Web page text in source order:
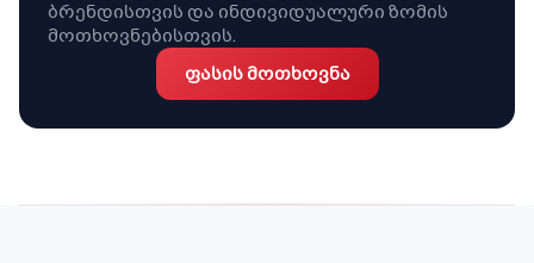
ბრენდისთვის და ინდივიდუალური ზომის
მოთხოვნებისთვის.
ფასის მოთხოვნა